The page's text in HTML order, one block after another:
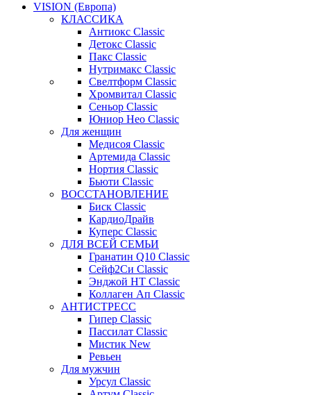
VISION (Европа)
КЛАССИКА
Антиокс Classic
Детокс Classic
Пакс Classic
Нутримакс Classic
Свелтформ Classic
Хромвитал Classic
Сеньор Classic
Юниор Нео Classic
Для женщин
Медисоя Classic
Артемида Classic
Нортия Classic
Бьюти Classic
ВОССТАНОВЛЕНИЕ
Биск Classic
КардиоДрайв
Куперс Classic
ДЛЯ ВСЕЙ СЕМЬИ
Гранатин Q10 Classic
Сейф2Си Classic
Энджой НТ Classic
Коллаген Ап Classic
АНТИСТРЕСС
Гипер Classic
Пассилат Classic
Мистик New
Ревьен
Для мужчин
Урсул Classic